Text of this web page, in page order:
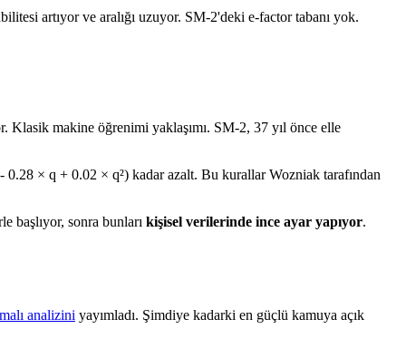
artıyor ve aralığı uzuyor. SM-2'deki e-factor tabanı yok.
Klasik makine öğrenimi yaklaşımı. SM-2, 37 yıl önce elle
× q + 0.02 × q²) kadar azalt. Bu kurallar Wozniak tarafından
başlıyor, sonra bunları kişisel verilerinde ince ayar yapıyor.
analizini yayımladı. Şimdiye kadarki en güçlü kamuya açık